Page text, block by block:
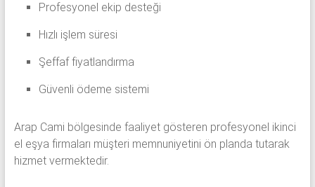
Profesyonel ekip desteği
Hızlı işlem süresi
Şeffaf fiyatlandırma
Güvenli ödeme sistemi
Arap Cami bölgesinde faaliyet gösteren profesyonel ikinci
el eşya firmaları müşteri memnuniyetini ön planda tutarak
hizmet vermektedir.